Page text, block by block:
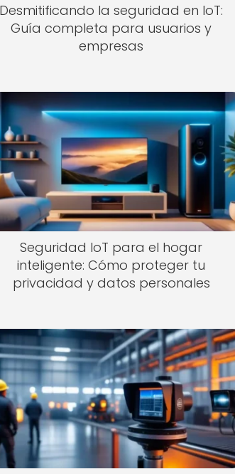
Desmitificando la seguridad en IoT:
Guía completa para usuarios y
empresas
Seguridad IoT para el hogar
inteligente: Cómo proteger tu
privacidad y datos personales